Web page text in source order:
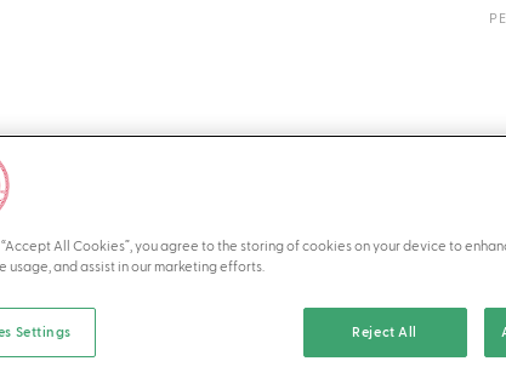
“Accept All Cookies”, you agree to the storing of cookies on your device to
usage, and assist in our marketing efforts.
Reject All
Settings